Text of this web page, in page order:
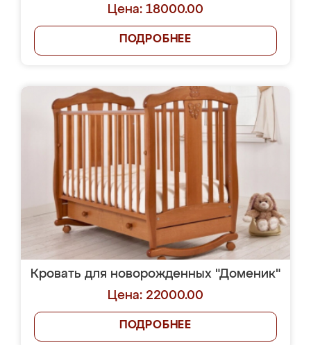
Цена: 18000.00
ПОДРОБНЕЕ
Кровать для новорожденных "Доменик"
Цена: 22000.00
ПОДРОБНЕЕ